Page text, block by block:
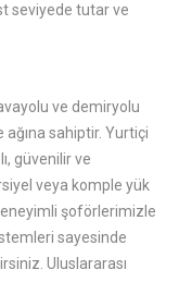
seviyede tutar ve
ve demiryolu
ağına sahiptir. Yurtiçi
güvenilir ve
veya komple yük
şoförlerimizle
sayesinde
Uluslararası